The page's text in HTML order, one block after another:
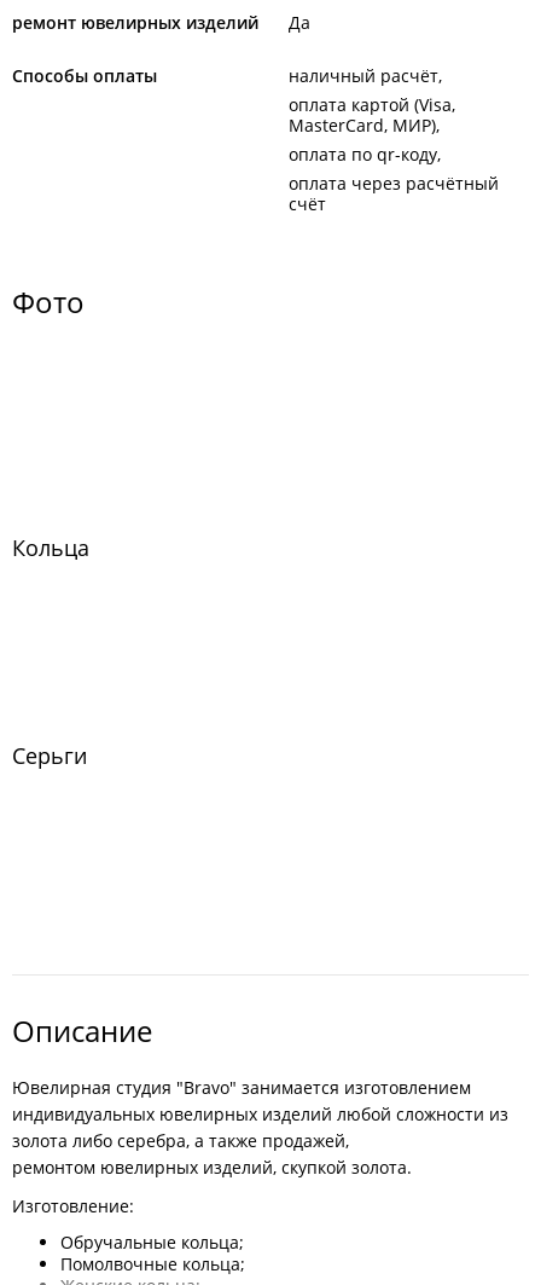
ремонт ювелирных изделий Да
Способы оплаты
наличный расчёт
оплата картой (Visa,
MasterCard, МИР)
оплата по qr-коду
оплата через расчётный
счёт
Фото
Кольца
Серьги
Описание
Ювелирная студия "Bravo" занимается изготовлением
индивидуальных ювелирных изделий любой сложности из
золота либо серебра, а также продажей,
ремонтом ювелирных изделий, скупкой золота.
Изготовление:
Обручальные кольца;
Помолвочные кольца;